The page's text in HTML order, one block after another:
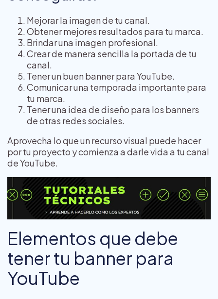
Mejorar la imagen de tu canal.
Obtener mejores resultados para tu marca.
Brindar una imagen profesional.
Crear de manera sencilla la portada de tu
canal.
Tener un buen banner para YouTube.
Comunicar una temporada importante para
tu marca.
Tener una idea de diseño para los banners
de otras redes sociales.
Aprovecha lo que un recurso visual puede hacer
por tu proyecto y comienza a darle vida a tu canal
de YouTube.
Elementos que debe
tener tu banner para
YouTube